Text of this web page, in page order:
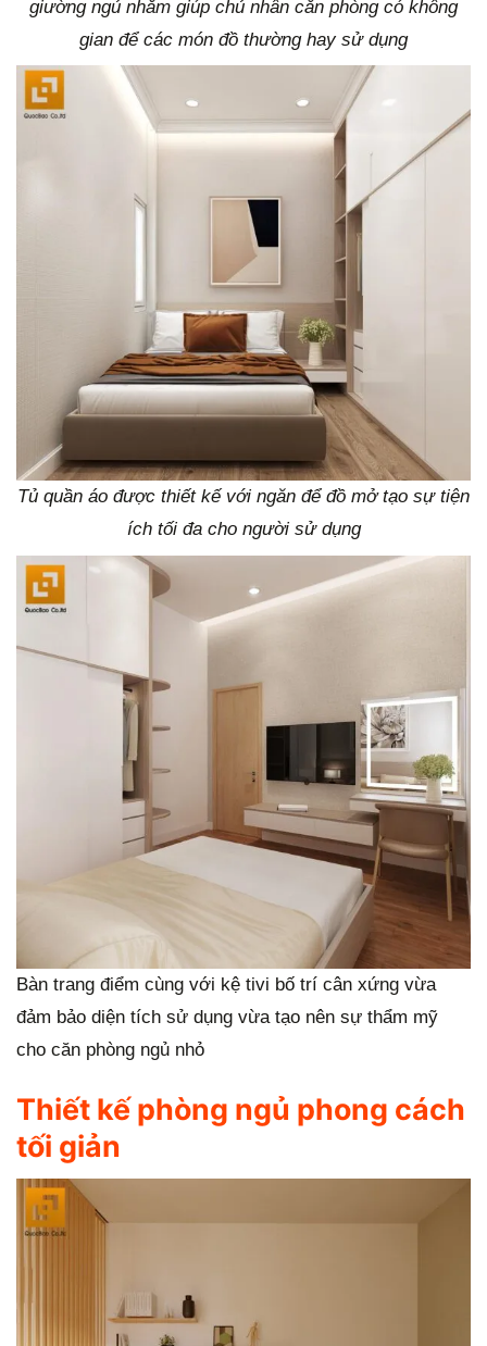
giường ngủ nhằm giúp chủ nhân căn phòng có không
gian để các món đồ thường hay sử dụng
Tủ quần áo được thiết kế với ngăn để đồ mở tạo sự tiện
ích tối đa cho người sử dụng
Bàn trang điểm cùng với kệ tivi bố trí cân xứng vừa
đảm bảo diện tích sử dụng vừa tạo nên sự thẩm mỹ
cho căn phòng ngủ nhỏ
Thiết kế phòng ngủ phong cách
tối giản